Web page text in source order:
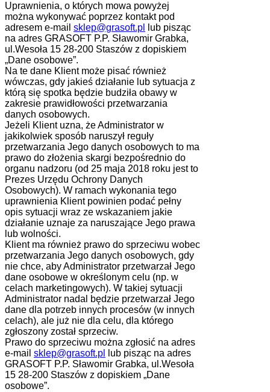
Uprawnienia, o których mowa powyżej
można wykonywać poprzez kontakt pod
adresem e-mail sklep@grasoft.pl
lub pisząc
na adres GRASOFT P.P. Sławomir Grabka,
ul.Wesoła 15 28-200 Staszów z dopiskiem
„Dane osobowe”.
Na te dane Klient może pisać również
wówczas, gdy jakieś działanie lub sytuacja z
którą się spotka będzie budziła obawy w
zakresie prawidłowości przetwarzania
danych osobowych.
Jeżeli Klient uzna, że Administrator w
jakikolwiek sposób naruszył reguły
przetwarzania Jego danych osobowych to ma
prawo do złożenia skargi bezpośrednio do
organu nadzoru (od 25 maja 2018 roku jest to
Prezes Urzędu Ochrony Danych
Osobowych). W ramach wykonania tego
uprawnienia Klient powinien podać pełny
opis sytuacji wraz ze wskazaniem jakie
działanie uznaje za naruszające Jego prawa
lub wolności.
Klient ma również prawo do sprzeciwu wobec
przetwarzania Jego danych osobowych, gdy
nie chce, aby Administrator przetwarzał Jego
dane osobowe w określonym celu (np. w
celach marketingowych). W takiej sytuacji
Administrator nadal będzie przetwarzał Jego
dane dla potrzeb innych procesów (w innych
celach), ale już nie dla celu, dla którego
zgłoszony został sprzeciw.
Prawo do sprzeciwu można zgłosić na adres
e-mail sklep@grasoft.pl
lub pisząc na adres
GRASOFT P.P. Sławomir Grabka, ul.Wesoła
15 28-200 Staszów z dopiskiem „Dane
osobowe”.